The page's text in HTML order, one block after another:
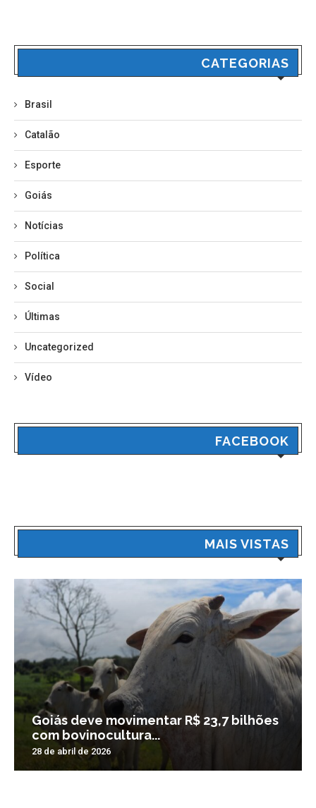
CATEGORIAS
Brasil
Catalão
Esporte
Goiás
Notícias
Política
Social
Últimas
Uncategorized
Vídeo
FACEBOOK
MAIS VISTAS
Goiás deve movimentar R$ 23,7 bilhões
com bovinocultura...
28 de abril de 2026